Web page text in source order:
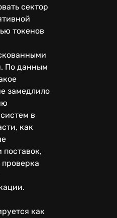
сектор
токенов
По данным
замедлило
в
как
поставок,
как